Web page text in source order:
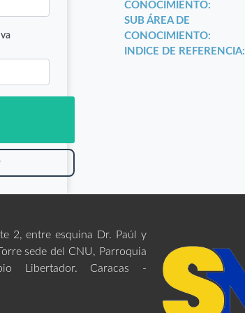
CONOCIMIENTO:
SUB ÁREA DE
CONOCIMIENTO:
INDICE DE REFERENCIA:
2, entre esquina Dr. Paúl y
sede del CNU, Parroquia
Libertador. Caracas -